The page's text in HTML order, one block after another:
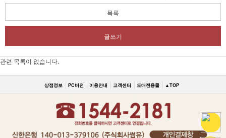
목록
글쓰기
관련 목록이 없습니다.
상점정보 PC버전 이용안내 고객센터 도매전용몰 ▲TOP